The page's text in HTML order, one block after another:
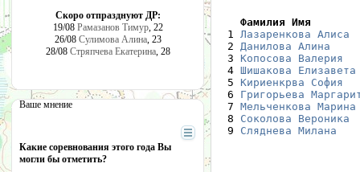
Скоро отпразднуют ДР:
19/08 Рамазанов Тимур, 22
26/08 Сулимова Алина, 23
28/08 Стряпчева Екатерина, 28
Ваше мнение
Какие соревнования этого года Вы
могли бы отметить?
Фамилия Имя
1 Лазаренкова Алиса
  2
Данилова Алина
  3
Копосова Валерия
  4
Шишакова Елизавета
  5
Кириенкрва София
  6
Григорьева
  7
Мельченкова Марина
  8
Соколова Вероника
  9
Сляднева Милана